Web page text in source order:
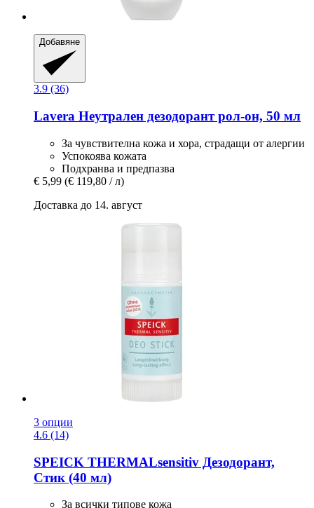
Добавяне
3.9 (36)
Lavera Неутрален дезодорант рол-​он, 50 мл
За чувствителна кожа и хора, страдащи от алергии
Успокоява кожата
Подхранва и предпазва
€ 5,99 (€ 119,80 / л)
Доставка до 14. август
3 опции
4.6 (14)
SPEICK THERMALsensitiv Дезодорант,
Стик (40 мл)
За всички типове кожа